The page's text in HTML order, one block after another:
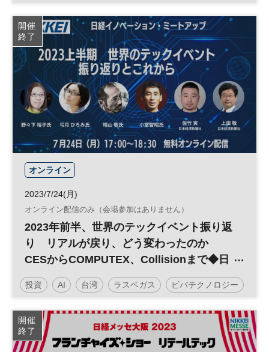
企業価値 脱炭素 カーボンニュートラル
サステナブル ESG 経営戦略 SDGs
太陽光発電 ESG投資 日経オンラインセミナー
開催
終了
オンライン
2023/7/24(月)
オンライン配信のみ（会場参加はありません）
2023年前半、世界のテックイベント振り返
り リアルが戻り、どう変わったのか
CESからCOMPUTEX、Collisionまで◆日
経イノベーション・ミートアップ◆
投資 AI 台湾 ラスベガス ビバテクノロジー
平日夕方開催 生成AI SXSW
日経イノベーション・ミートアップ イノベーション
開催
終了